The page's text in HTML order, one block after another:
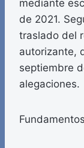
mediante
de 2021.
traslado del
autorizante,
septiembre
alegaciones.